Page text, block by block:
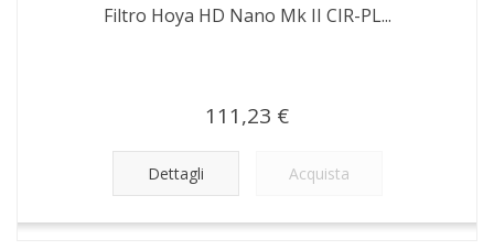
Filtro Hoya HD Nano Mk II CIR-PL...
111,23 €
Dettagli Acquista